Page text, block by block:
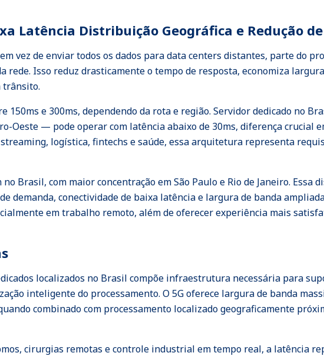
Latência Distribuição Geográfica e Redução
vez de enviar todos os dados para data centers distantes, parte do
Isso reduz drasticamente o tempo de resposta, economiza
trânsito.
150ms e 300ms, dependendo da rota e região. Servidor dedicado no
Oeste — pode operar com latência abaixo de 30ms, diferença crucial
logística, fintechs e saúde, essa arquitetura representa
Brasil, com maior concentração em São Paulo e Rio de Janeiro. Essa
demanda, conectividade de baixa latência e largura de banda
em trabalho remoto, além de oferecer experiência mais
localizados no Brasil compõe infraestrutura necessária para
inteligente do processamento. O 5G oferece largura de banda
combinado com processamento localizado geograficamente
cirurgias remotas e controle industrial em tempo real, a latência